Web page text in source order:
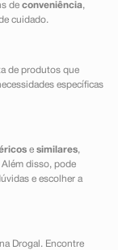
de conveniência,
cuidado.
de produtos que
específicas
e similares,
disso, pode
e escolher a
Drogal. Encontre